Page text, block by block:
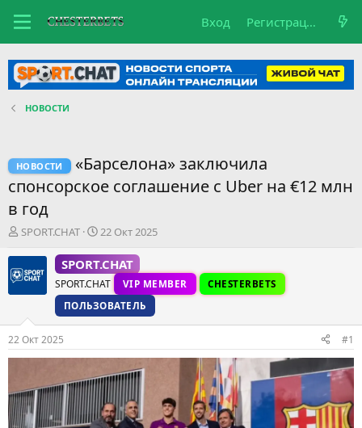
Вход Регистрация
НОВОСТИ
НОВОСТИ
«Барселона» заключила
спонсорское соглашение с Uber на €12 млн
в год
А
т
о
е
м
ы
SPORT.CHAT
Д
т
а
н
а
ч
л
а
22 Окт 2025
SPORT.CHAT
SPORT.CHAT VIP MEMBER
CHESTERBETS
ПОЛЬЗОВАТЕЛЬ
22 Окт 2025 #1